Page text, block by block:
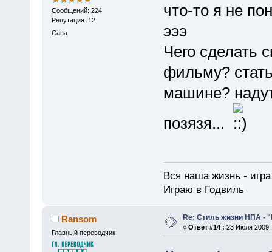
Сообщений: 224
Репутация: 12
Сава
что-то я не
эээ
Чего сделать
фильму?
машине?
позязя...
Вся наша жизнь -
Играю в Годвиль
Ransom
Главный переводчик
Re: Стиль жизни НПА -
« Ответ #14 : 23 Июля 2009,